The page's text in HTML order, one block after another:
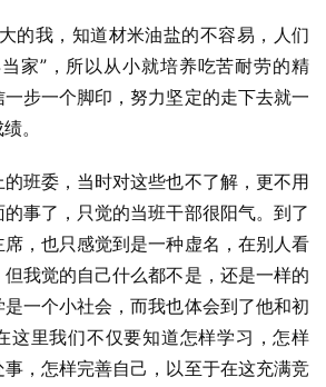
的我，知道材米油盐的不容易，人们
家”，所以从小就培养吃苦耐劳的精
步一个脚印，努力坚定的走下去就一
。
班委，当时对这些也不了解，更不用
事了，只觉的当班干部很阳气。到了
，也只感觉到是一种虚名，在别人看
我觉的自己什么都不是，还是一样的
一个小社会，而我也体会到了他和初
这里我们不仅要知道怎样学习，怎样
，怎样完善自己，以至于在这充满竞